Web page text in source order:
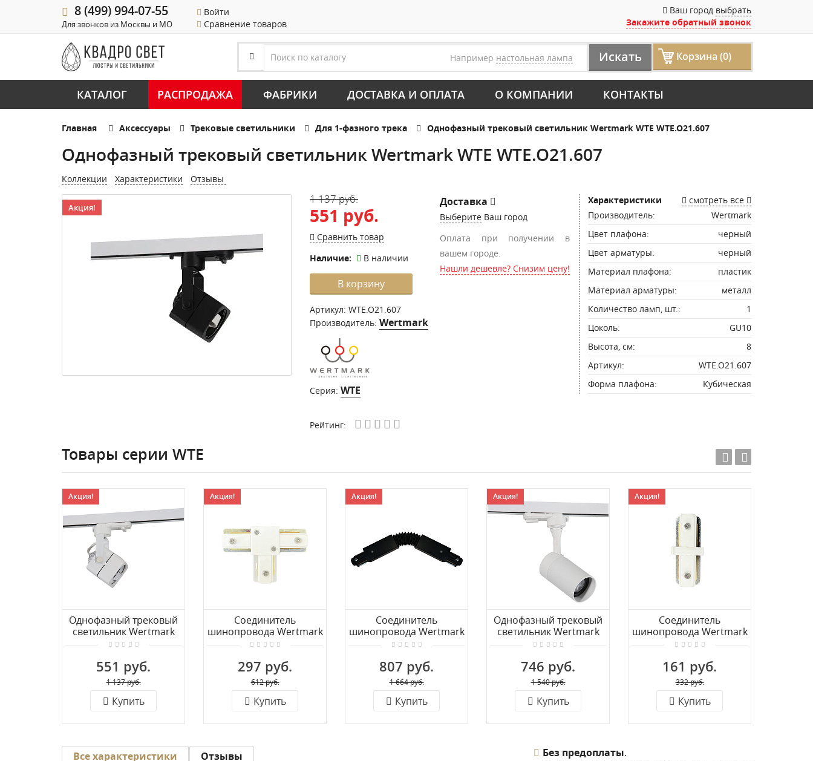
8 (499) 994-07-55
Для звонков из Москвы и МО
Войти
Сравнение товаров
Ваш город выбрать
Закажите обратный звонок
Например настольная лампа Искать Корзина (0)
КАТАЛОГ РАСПРОДАЖА ФАБРИКИ ДОСТАВКА И ОПЛАТА О КОМПАНИИ КОНТАКТЫ
Главная Аксессуары Трековые светильники Для 1-фазного трека Однофазный трековый светильник Wertmark WTE WTE.O21.607
Однофазный трековый светильник Wertmark WTE WTE.O21.607
Коллекции Характеристики Отзывы
Акция!
1 137 руб.
551 руб.
Сравнить товар
Наличие:
В наличии
В корзину
Артикул: WTE.O21.607
Производитель: Wertmark
Серия: WTE
Доставка
Выберите Ваш город
Оплата при получении в
вашем городе.
Нашли дешевле? Снизим цену!
Рейтинг:
Характеристики
смотреть все
Производитель:
Wertmark
Цвет плафона:
черный
Цвет арматуры:
черный
Материал плафона:
пластик
Материал арматуры:
металл
Количество ламп, шт.:
1
Цоколь:
GU10
Высота, см:
8
Артикул:
WTE.O21.607
Форма плафона:
Кубическая
Товары серии WTE
Акция!
Однофазный трековый
светильник Wertmark
WTE WTE.O21.007
551 руб.
1 137 руб.
Купить
Акция!
Соединитель
шинопровода Wertmark
WTE WTE.L5.00.T10
297 руб.
612 руб.
Купить
Акция!
Соединитель
шинопровода Wertmark
WTE WTE.L5.60.C10
807 руб.
1 664 руб.
Купить
Акция!
Однофазный трековый
светильник Wertmark
WTE WTE.O11.007
746 руб.
1 540 руб.
Купить
Акция!
Соединитель
шинопровода Wertmark
WTE WTE.L5.00.I10
161 руб.
332 руб.
Купить
Все характеристики Отзывы Без предоплаты.